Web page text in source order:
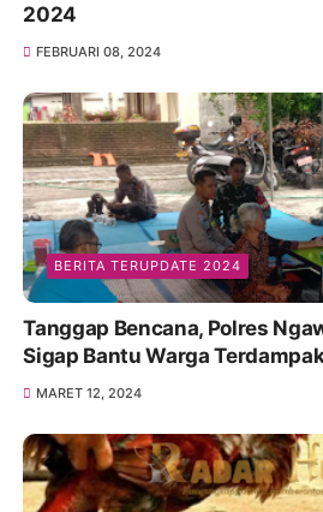
2024
FEBRUARI 08, 2024
BERITA TERUPDATE 2024
Tanggap Bencana, Polres
Sigap Bantu Warga
MARET 12, 2024